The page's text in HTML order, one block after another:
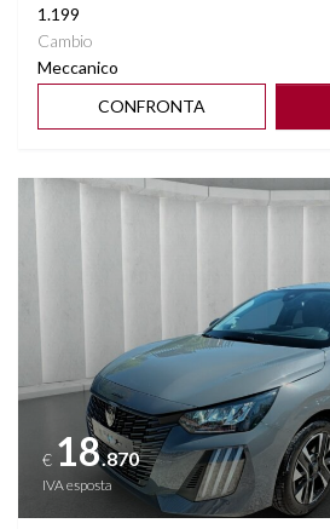
1.199
Cambio
Meccanico
CONFRONTA
Vedi dettagli
€ 18.870
IVA esposta